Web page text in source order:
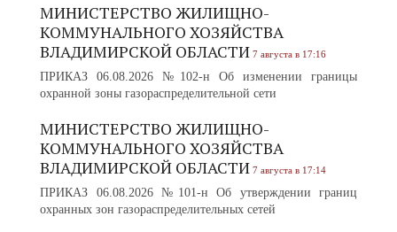
МИНИСТЕРСТВО ЖИЛИЩНО-
КОММУНАЛЬНОГО ХОЗЯЙСТВА
ВЛАДИМИРСКОЙ ОБЛАСТИ 7 августа в 17:16
ПРИКАЗ 06.08.2026 №102-н Об изменении границы
охранной зоны газораспределительной сети
МИНИСТЕРСТВО ЖИЛИЩНО-
КОММУНАЛЬНОГО ХОЗЯЙСТВА
ВЛАДИМИРСКОЙ ОБЛАСТИ 7 августа в 17:14
ПРИКАЗ 06.08.2026 №101-н Об утверждении границ
охранных зон газораспределительных сетей